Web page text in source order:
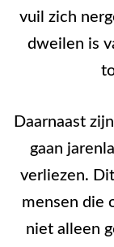
vuil zich
dweilen is
Daarnaast
gaan
verliezen.
mensen die
niet alleen